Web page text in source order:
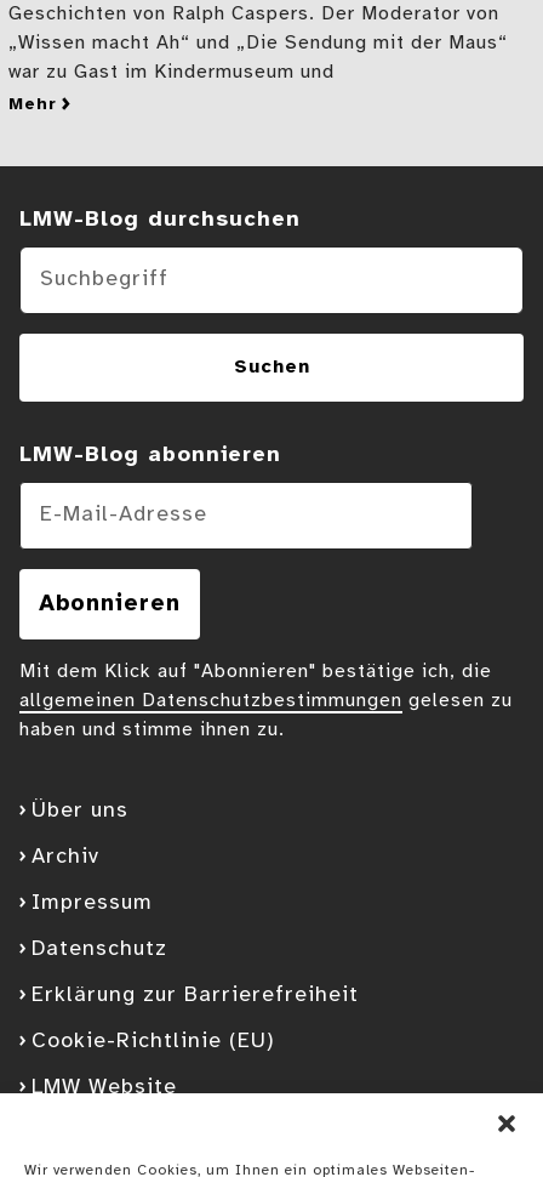
Wir verwenden Cookies, um Ihnen ein optimales Webseiten-
Geschichten von Ralph Caspers. Der Moderator von
„Wissen macht Ah“ und „Die Sendung mit der Maus“
war zu Gast im Kindermuseum und
mehr
Über uns
Archiv
Impressum
Datenschutz
Erklärung zur Barrierefreiheit
Cookie-Richtlinie (EU)
LMW Website
LMW-Blog abonnieren
Mit dem Klick auf "Abonnieren" bestätige ich, die
allgemeinen Datenschutzbestimmungen gelesen zu
haben und stimme ihnen zu.
E-Mail-Adresse
Abonnieren
Suchen im Blog
LMW-Blog durchsuchen
Suchen